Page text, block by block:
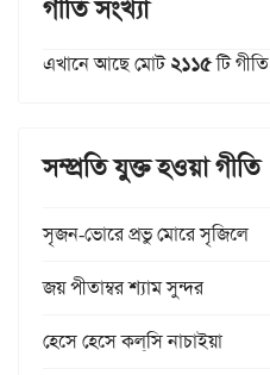
গীতি সংখ্যা
এখানে আছে মোট২১১৫টি গীতি
সম্প্রতি যুক্ত হওয়া গীতি
সৃজন-ভোরে প্রভু মোরে সৃজিলে
জয় পীতাম্বর শ্যাম সুন্দর
হেসে হেসে কল্‌সি নাচাইয়া